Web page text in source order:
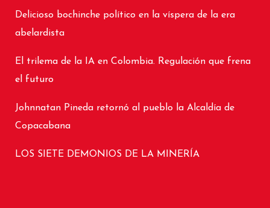
Delicioso bochinche político en la víspera de la era
abelardista
El trilema de la IA en Colombia. Regulación que frena
el futuro
Johnnatan Pineda retornó al pueblo la Alcaldía de
Copacabana
LOS SIETE DEMONIOS DE LA MINERÍA